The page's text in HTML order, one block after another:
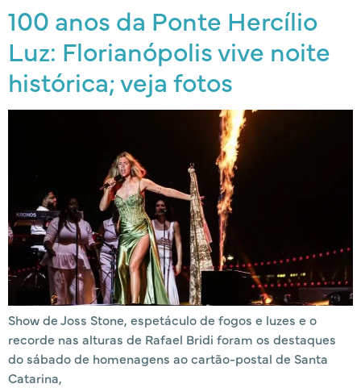
100 anos da Ponte Hercílio
Luz: Florianópolis vive noite
histórica; veja fotos
Show de Joss Stone, espetáculo de fogos e luzes e o
recorde nas alturas de Rafael Bridi foram os destaques
do sábado de homenagens ao cartão-postal de Santa
Catarina,